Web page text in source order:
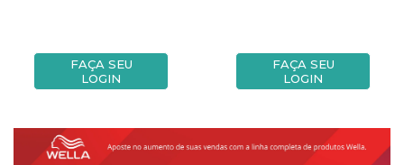
FAÇA SEU
LOGIN
FAÇA SEU
LOGIN